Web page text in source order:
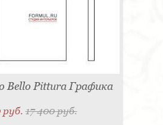
Bello Pittura Графика
руб.17 400 руб.